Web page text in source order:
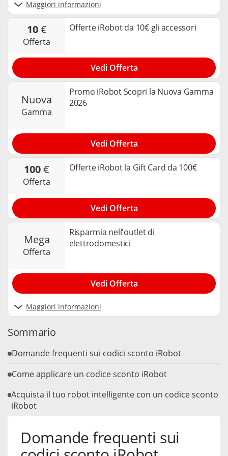
Maggiori informazioni
10€
offerta
Offerte iRobot da 10€ gli accessori
Vedi Offerta
nuova
gamma
Promo iRobot Scopri la Nuova Gamma
2026
Vedi Offerta
100€
offerta
Offerte iRobot la Gift Card da 100€
Vedi Offerta
mega
offerta
Risparmia nell'outlet di
elettrodomestici
Maggiori informazioni
Vedi Offerta
Sommario
Domande frequenti sui codici sconto iRobot
Come applicare un codice sconto iRobot
Acquista il tuo robot intelligente con un codice sconto
iRobot
Domande frequenti sui